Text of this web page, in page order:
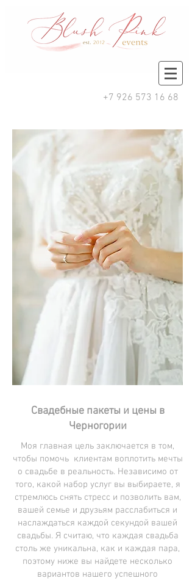
+7 926 573 16 68
Свадебные пакеты и цены в
Черногории
Моя главная цель заключается в том,
чтобы помочь клиентам воплотить мечты
о свадьбе в реальность. Независимо от
того, какой набор услуг вы выбираете, я
стремлюсь снять стресс и позволить вам,
вашей семье и друзьям расслабиться и
наслаждаться каждой секундой вашей
свадьбы. Я считаю, что каждая свадьба
столь же уникальна, как и каждая пара,
поэтому ниже вы найдете несколько
вариантов нашего успешного